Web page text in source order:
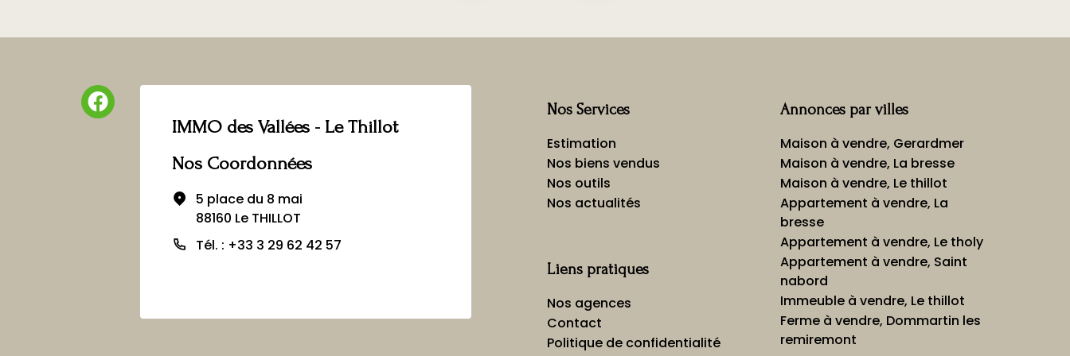
IMMO des Vallées - Le Thillot
Nos Coordonnées
5 place du 8 mai
88160 Le THILLOT
Tél. : +33 3 29 62 42 57
Nos Services
Estimation
Nos biens vendus
Nos outils
Nos actualités
Liens pratiques
Nos agences
Contact
Politique de confidentialité
Annonces par villes
Maison à vendre, Gerardmer
Maison à vendre, La bresse
Maison à vendre, Le thillot
Appartement à vendre, La
bresse
Appartement à vendre, Le tholy
Appartement à vendre, Saint
nabord
Immeuble à vendre, Le thillot
Ferme à vendre, Dommartin les
remiremont